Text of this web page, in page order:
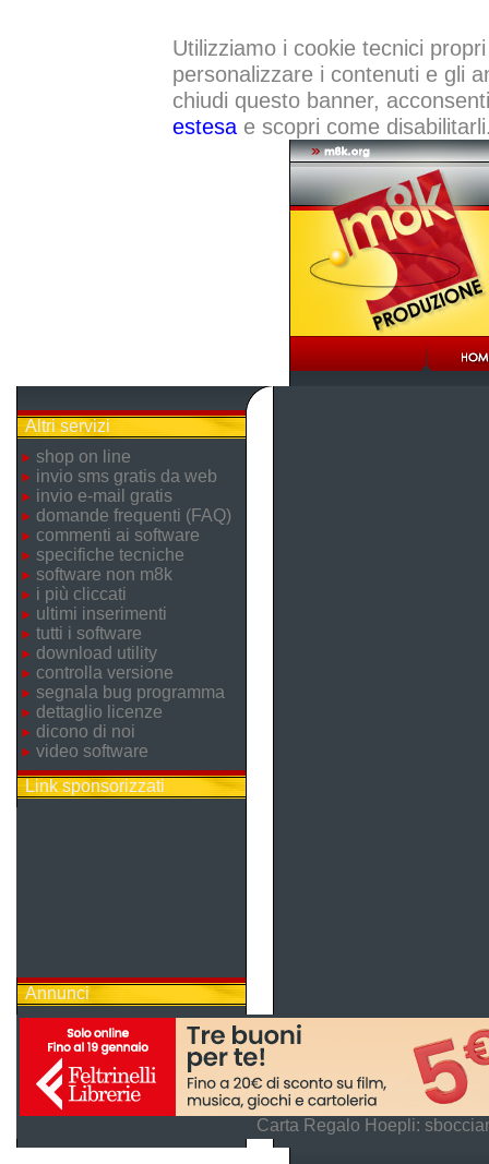
Utilizziamo i cookie tecnici
personalizzare i contenuti e gli
chiudi questo banner,
estesae scopri come
Altri servizi
shop on line
invio sms gratis da web
invio e-mail gratis
domande frequenti (FAQ)
commenti ai software
specifiche tecniche
software non m8k
i più cliccati
ultimi inserimenti
tutti i software
download utility
controlla versione
segnala bug programma
dettaglio licenze
dicono di noi
video software
Link sponsorizzati
Annunci
Carta Regalo Hoepli: